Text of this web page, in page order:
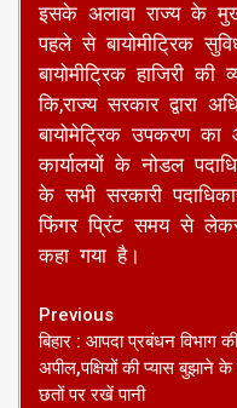
इसके अलावा राज्य के
पहले से बायोमीट्रिक
बायोमीट्रिक हाजिरी
कि,राज्य सरकार द्वारा
बायोमेट्रिक उपकरण का
कार्यालयों के नोडल
के सभी सरकारी
फिंगर प्रिंट समय से
कहा गया है।
Continue
Reading
Previous
बिहार : आपदा प्रबंधन विभाग की
अपील,पक्षियों की प्यास बुझाने के
छतों पर रखें पानी